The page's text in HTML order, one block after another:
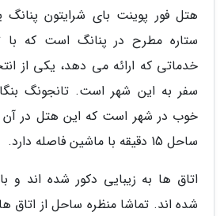
ستاره مطرح در پنانگ است که با
خدماتی که ارائه می دهد، یکی از
سفر به این شهر است. تانجونگ
خوب در شهر است که این هتل در آن
ساحل 15 دقیقه با ماشین فاصله دارد.
اتاق ها به زیبایی دکور شده اند و
شده اند. تماشا منظره ساحل از اتاق